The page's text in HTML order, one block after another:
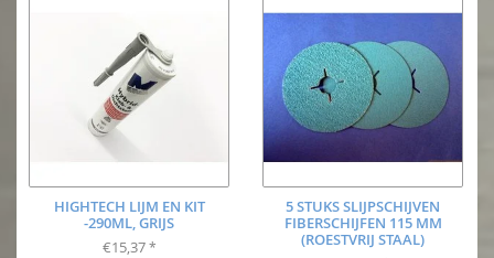
HIGHTECH LIJM EN KIT
-290ML, GRIJS
€15,37 *
5 STUKS SLIJPSCHIJVEN
FIBERSCHIJFEN 115 MM
(ROESTVRIJ STAAL)